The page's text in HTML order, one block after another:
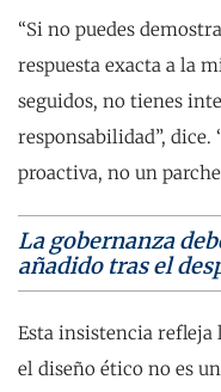
“Si no puedes
respuesta exacta a la
seguidos, no tienes
responsabilidad”, dice.
proactiva, no un
La gobernanza
añadido tras el
Esta insistencia refleja
el diseño ético no es